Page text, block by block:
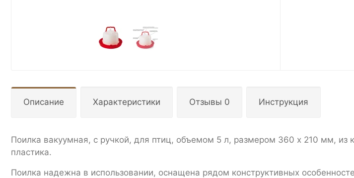
Описание Характеристики Отзывы 0 Инструкция
Поилка вакуумная, с ручкой, для птиц, объемом 5 л, размером 360 х 210 мм, из
пластика.
Поилка надежна в использовании, оснащена рядом конструктивных